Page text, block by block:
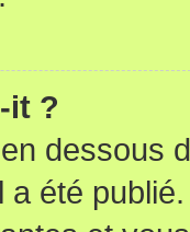
it ?
dessous
a été